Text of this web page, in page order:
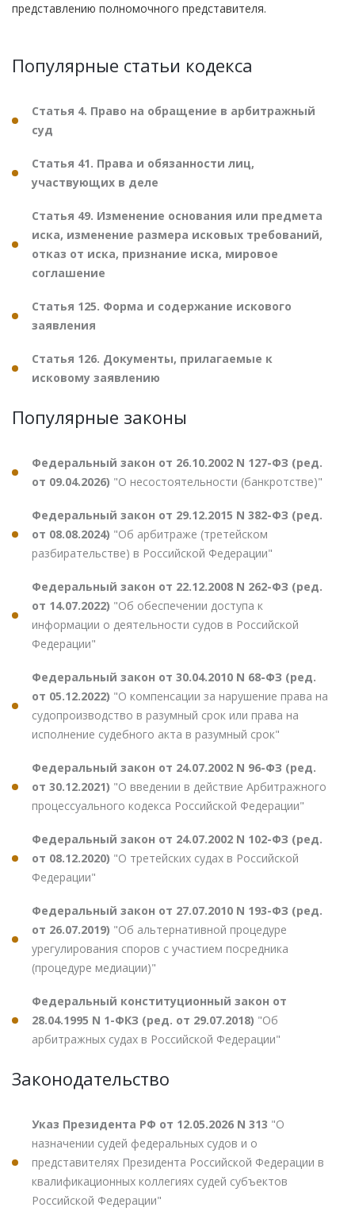
представлению полномочного представителя.
Популярные статьи кодекса
Статья 4. Право на обращение в арбитражный
суд
Статья 41. Права и обязанности лиц,
участвующих в деле
Статья 49. Изменение основания или предмета
иска, изменение размера исковых требований,
отказ от иска, признание иска, мировое
соглашение
Статья 125. Форма и содержание искового
заявления
Статья 126. Документы, прилагаемые к
исковому заявлению
Популярные законы
Федеральный закон от 26.10.2002 N 127-ФЗ (ред.
от 09.04.2026) "О несостоятельности (банкротстве)"
Федеральный закон от 29.12.2015 N 382-ФЗ (ред.
от 08.08.2024) "Об арбитраже (третейском
разбирательстве) в Российской Федерации"
Федеральный закон от 22.12.2008 N 262-ФЗ (ред.
от 14.07.2022) "Об обеспечении доступа к
информации о деятельности судов в Российской
Федерации"
Федеральный закон от 30.04.2010 N 68-ФЗ (ред.
от 05.12.2022) "О компенсации за нарушение права на
судопроизводство в разумный срок или права на
исполнение судебного акта в разумный срок"
Федеральный закон от 24.07.2002 N 96-ФЗ (ред.
от 30.12.2021) "О введении в действие Арбитражного
процессуального кодекса Российской Федерации"
Федеральный закон от 24.07.2002 N 102-ФЗ (ред.
от 08.12.2020) "О третейских судах в Российской
Федерации"
Федеральный закон от 27.07.2010 N 193-ФЗ (ред.
от 26.07.2019) "Об альтернативной процедуре
урегулирования споров с участием посредника
(процедуре медиации)"
Федеральный конституционный закон от
28.04.1995 N 1-ФКЗ (ред. от 29.07.2018) "Об
арбитражных судах в Российской Федерации"
Законодательство
Указ Президента РФ от 12.05.2026 N 313 "О
назначении судей федеральных судов и о
представителях Президента Российской Федерации в
квалификационных коллегиях судей субъектов
Российской Федерации"